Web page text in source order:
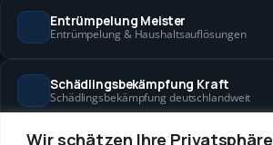
Wir schätzen Ihre Privatsphäre
Entrümpelung Meister
Entrümpelung & Haushaltsauflösungen
Schädlingsbekämpfung Kraft
Schädlingsbekämpfung deutschlandweit